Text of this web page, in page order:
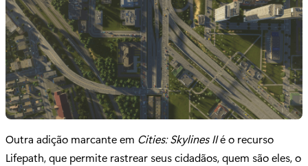
Outra adição marcante em Cities: Skylines IIé o recurso
Lifepath, que permite rastrear seus cidadãos, quem são eles, o